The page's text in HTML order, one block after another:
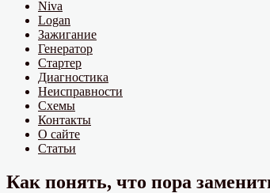
Niva
Logan
Зажигание
Генератор
Стартер
Диагностика
Неисправности
Схемы
Контакты
О сайте
Статьи
Как понять, что пора